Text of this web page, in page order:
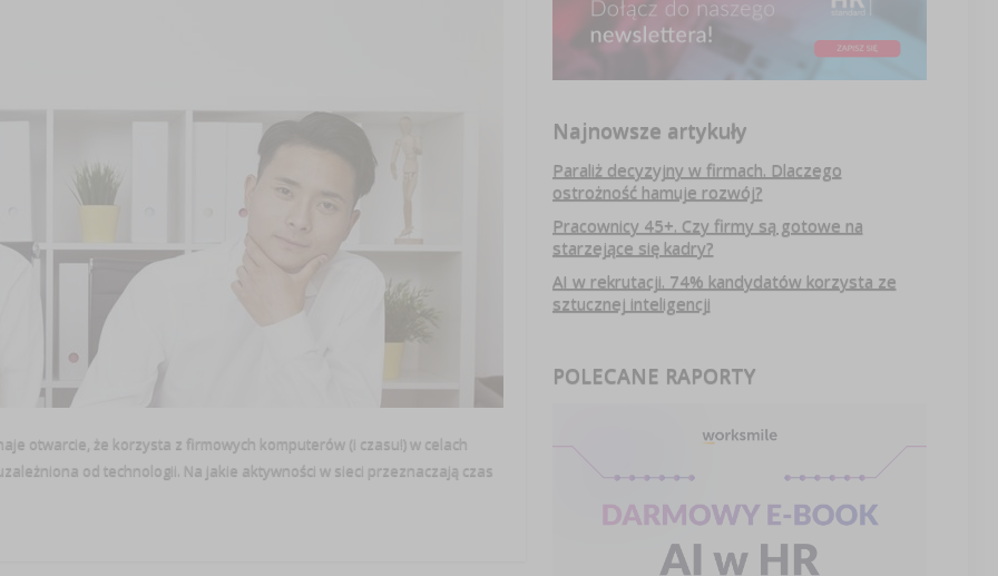
otwarcie, że korzysta z firmowych komputerów (i czasu!) w celach
od technologii. Na jakie aktywności w sieci przeznaczają czas
Najnowsze artykuły
Paraliż decyzyjny w firmach. Dlaczego
ostrożność hamuje rozwój?
Pracownicy 45+. Czy firmy są gotowe na
starzejące się kadry?
AI w rekrutacji. 74% kandydatów korzysta ze
sztucznej inteligencji
POLECANE RAPORTY